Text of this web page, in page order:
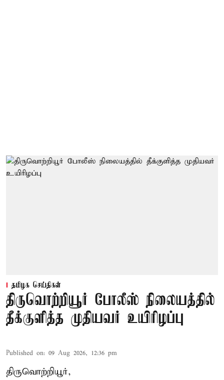
தமிழக செய்திகள்
திருவொற்றியூர் போலீஸ் நிலையத்தில்
தீக்குளித்த முதியவர் உயிரிழப்பு
Published on: 09 Aug 2026, 12:36 pm
திருவொற்றியூர்,